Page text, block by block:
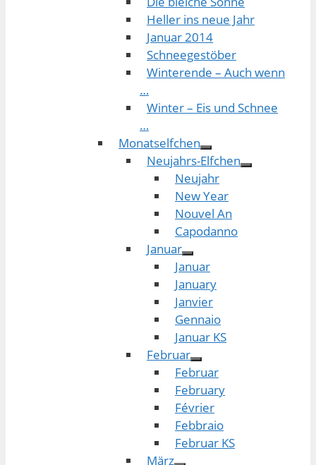
Heller ins neue Jahr
Januar 2014
Schneegestöber
Winterende – Auch wenn
…
Winter – Eis und Schnee
…
Monatselfchen
Neujahrs-Elfchen
Neujahr
New Year
Nouvel An
Capodanno
Januar
Januar
January
Janvier
Gennaio
Januar KS
Februar
Februar
February
Février
Febbraio
Februar KS
März